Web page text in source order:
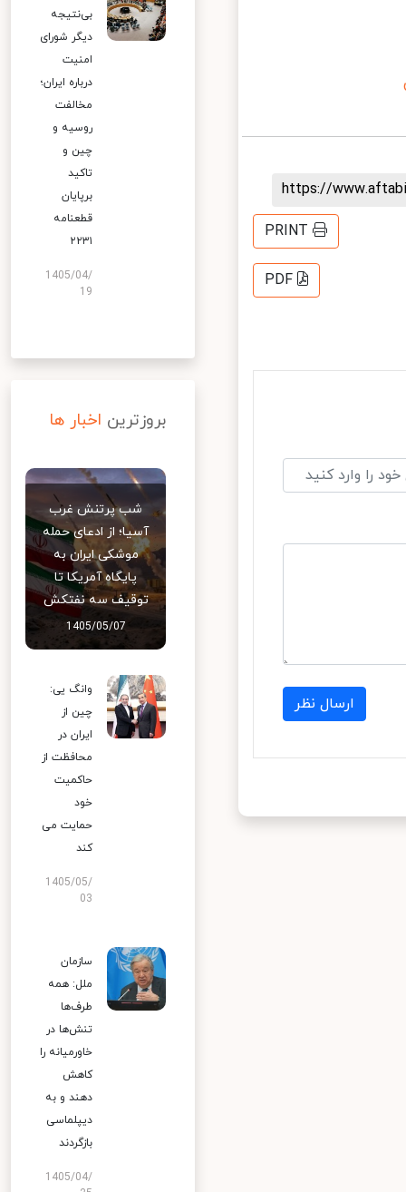
https://
PRINT
PDF
ارسال نظر
بی‌نتیجه
دیگر شورای
امنیت
درباره ایران؛
مخالفت
روسیه و
چین و
تاکید
برپایان
قطعنامه
۲۲۳۱
1405/04/
19
بروزترین اخبار ها
شب پرتنش غرب
آسیا؛ از ادعای حمله
موشکی ایران به
پایگاه آمریکا تا
توقیف سه نفتکش
1405/05/07
وانگ یی:
چین از
ایران در
محافظت از
حاکمیت
خود
حمایت می
کند
1405/05/
03
سازمان
ملل: همه
طرف‌ها
تنش‌ها در
خاورمیانه را
کاهش
دهند و به
دیپلماسی
بازگردند
1405/04/